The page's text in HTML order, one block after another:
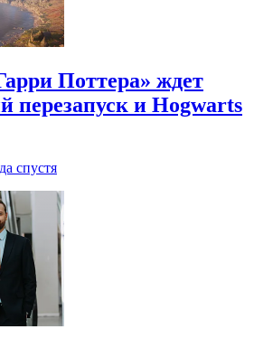
Поттера» ждет
перезапуск и Hogwarts
спустя